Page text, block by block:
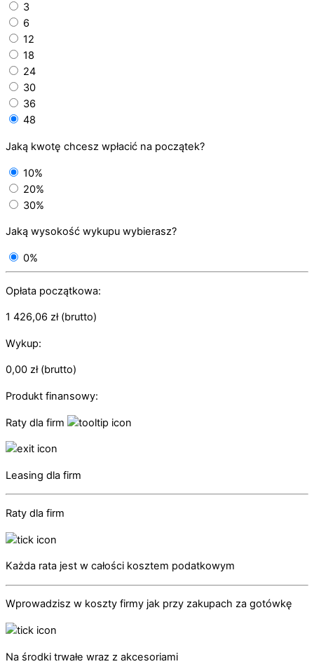
3
6
12
18
24
30
36
48
Jaką kwotę chcesz wpłacić na początek?
10%
20%
30%
Jaką wysokość wykupu wybierasz?
0%
Opłata początkowa:
1 426,06 zł(brutto)
Wykup:
0,00 zł(brutto)
Produkt finansowy:
Raty dla firm
Leasing dla firm
Raty dla firm
Każda rata jest w całości kosztem podatkowym
Wprowadzisz w koszty firmy jak przy zakupach za gotówkę
Na środki trwałe wraz z akcesoriami